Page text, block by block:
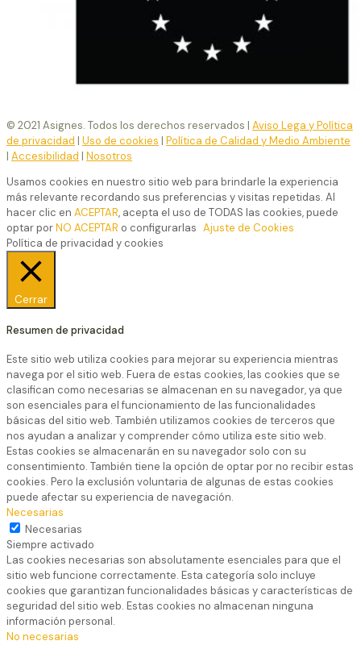
© 2021 Asignes. Todos los derechos reservados | Aviso Lega y Política
de privacidad | Uso de cookies | Política de Calidad y Medio Ambiente
| Accesibilidad | Nosotros
Usamos cookies en nuestro sitio web para brindarle la experiencia
más relevante recordando sus preferencias y visitas repetidas. Al
hacer clic en ACEPTAR, acepta el uso de TODAS las cookies, puede
optar porNO ACEPTAR o configurarlas Ajuste de Cookies
Política de privacidad y cookies
Cerrar
Resumen de privacidad
Este sitio web utiliza cookies para mejorar su experiencia mientras
navega por el sitio web. Fuera de estas cookies, las cookies que se
clasifican como necesarias se almacenan en su navegador, ya que
son esenciales para el funcionamiento de las funcionalidades
básicas del sitio web. También utilizamos cookies de terceros que
nos ayudan a analizar y comprender cómo utiliza este sitio web.
Estas cookies se almacenarán en su navegador solo con su
consentimiento. También tiene la opción de optar por no recibir estas
cookies. Pero la exclusión voluntaria de algunas de estas cookies
puede afectar su experiencia de navegación.
Necesarias
Necesarias
Siempre activado
Las cookies necesarias son absolutamente esenciales para que el
sitio web funcione correctamente. Esta categoría solo incluye
cookies que garantizan funcionalidades básicas y características de
seguridad del sitio web. Estas cookies no almacenan ninguna
información personal.
No necesarias